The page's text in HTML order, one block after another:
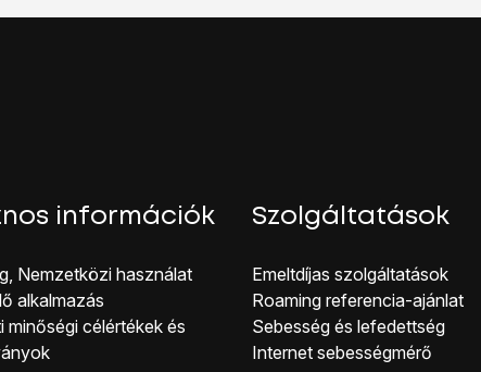
információk
Nemzetközi használat
alkalmazás
minőségi célérté kek és
Szolgáltatások
Emeltdíjas szolgáltatások
Roaming referencia-ajánlat
Sebesség és lefedettség
Internet sebességmérő